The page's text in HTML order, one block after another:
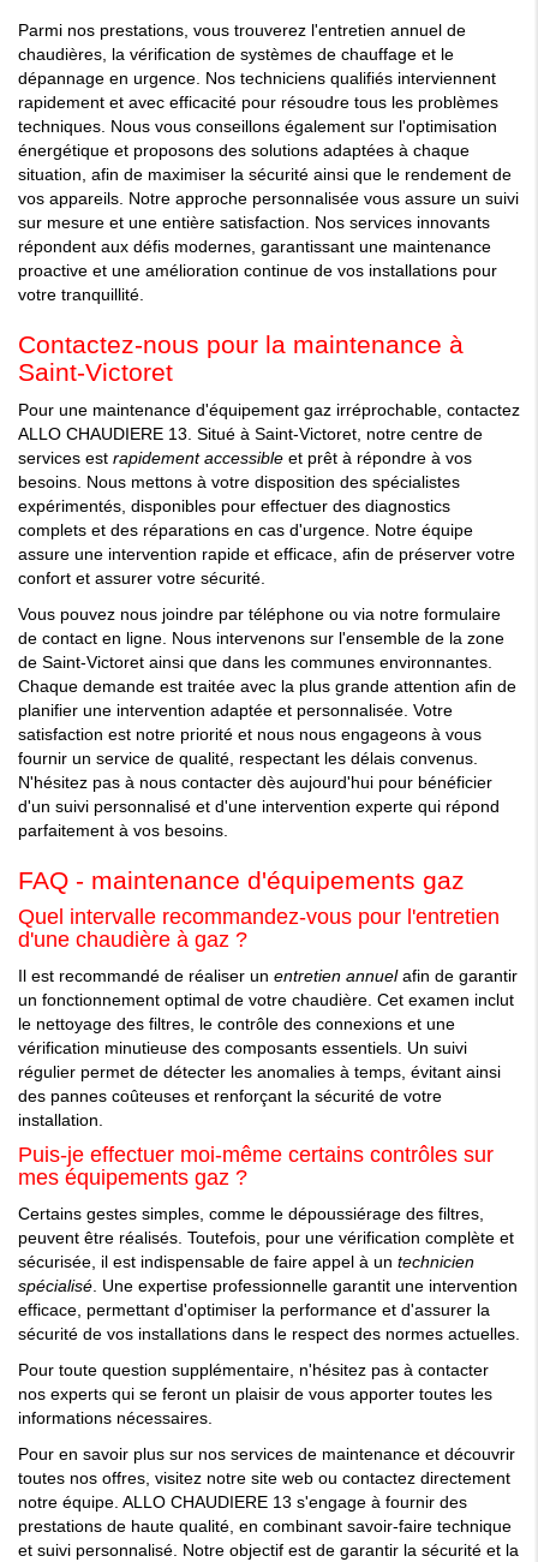
Parmi nos prestations, vous trouverez l'entretien annuel de
chaudières, la vérification de systèmes de chauffage et le
dépannage en urgence. Nos techniciens qualifiés interviennent
rapidement et avec efficacité pour résoudre tous les problèmes
techniques. Nous vous conseillons également sur l'optimisation
énergétique et proposons des solutions adaptées à chaque
situation, afin de maximiser la sécurité ainsi que le rendement de
vos appareils. Notre approche personnalisée vous assure un suivi
sur mesure et une entière satisfaction. Nos services innovants
répondent aux défis modernes, garantissant une maintenance
proactive et une amélioration continue de vos installations pour
votre tranquillité.
Contactez-nous pour la maintenance à
Saint-Victoret
Pour une maintenance d'équipement gaz irréprochable, contactez
ALLO CHAUDIERE 13. Situé à Saint-Victoret, notre centre de
services est rapidement accessible et prêt à répondre à vos
besoins. Nous mettons à votre disposition des spécialistes
expérimentés, disponibles pour effectuer des diagnostics
complets et des réparations en cas d'urgence. Notre équipe
assure une intervention rapide et efficace, afin de préserver votre
confort et assurer votre sécurité.
Vous pouvez nous joindre par téléphone ou via notre formulaire
de contact en ligne. Nous intervenons sur l'ensemble de la zone
de Saint-Victoret ainsi que dans les communes environnantes.
Chaque demande est traitée avec la plus grande attention afin de
planifier une intervention adaptée et personnalisée. Votre
satisfaction est notre priorité et nous nous engageons à vous
fournir un service de qualité, respectant les délais convenus.
N'hésitez pas à nous contacter dès aujourd'hui pour bénéficier
d'un suivi personnalisé et d'une intervention experte qui répond
parfaitement à vos besoins.
FAQ - maintenance d'équipements gaz
Quel intervalle recommandez-vous pour l'entretien
d'une chaudière à gaz ?
Il est recommandé de réaliser un entretien annuelafin de garantir
un fonctionnement optimal de votre chaudière. Cet examen inclut
le nettoyage des filtres, le contrôle des connexions et une
vérification minutieuse des composants essentiels. Un suivi
régulier permet de détecter les anomalies à temps, évitant ainsi
des pannes coûteuses et renforçant la sécurité de votre
installation.
Puis-je effectuer moi-même certains contrôles sur
mes équipements gaz ?
Certains gestes simples, comme le dépoussiérage des filtres,
peuvent être réalisés. Toutefois, pour une vérification complète et
sécurisée, il est indispensable de faire appel à un technicien
spécialisé . Une expertise professionnelle garantit une intervention
efficace, permettant d'optimiser la performance et d'assurer la
sécurité de vos installations dans le respect des normes actuelles.
Pour toute question supplémentaire, n'hésitez pas à contacter
nos experts qui se feront un plaisir de vous apporter toutes les
informations nécessaires.
Pour en savoir plus sur nos services de maintenance et découvrir
toutes nos offres, visitez notre site web ou contactez directement
notre équipe. ALLO CHAUDIERE 13 s'engage à fournir des
prestations de haute qualité, en combinant savoir-faire technique
et suivi personnalisé. Notre objectif est de garantir la sécurité et la